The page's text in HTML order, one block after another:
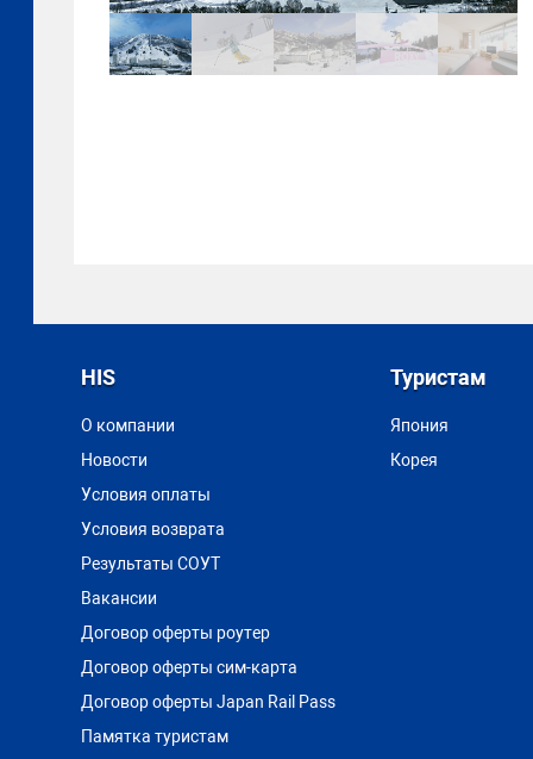
HIS
О компании
Новости
Условия оплаты
Условия возврата
Результаты СОУТ
Вакансии
Договор оферты роутер
Договор оферты сим-карта
Договор оферты Japan Rail Pass
Памятка туристам
Туристам
Япония
Корея